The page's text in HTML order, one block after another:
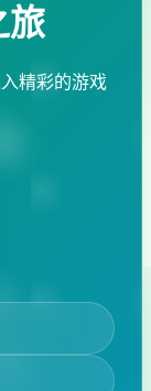
旅
精彩的游戏